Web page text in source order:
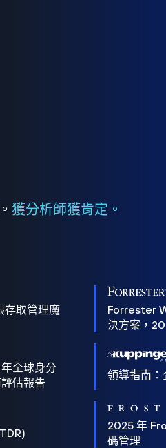
獲分析師獲肯定。
存取管理魔
Forrester
決方案，
全球身分
估報告
領導指南
2025 年
碼管理